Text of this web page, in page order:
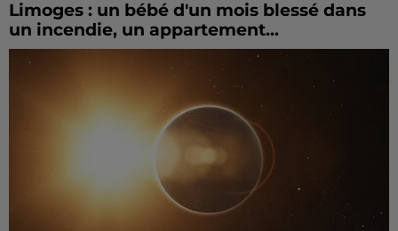
Limoges : un bébé d'un mois blessé dans
un incendie, un appartement...